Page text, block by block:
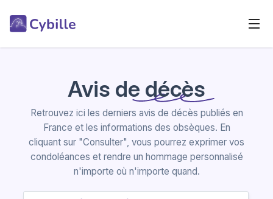
Avis de décès
Retrouvez ici les derniers avis de décès publiés en
France et les informations des obsèques. En
cliquant sur "Consulter", vous pourrez exprimer vos
condoléances et rendre un hommage personnalisé
n'importe où n'importe quand.